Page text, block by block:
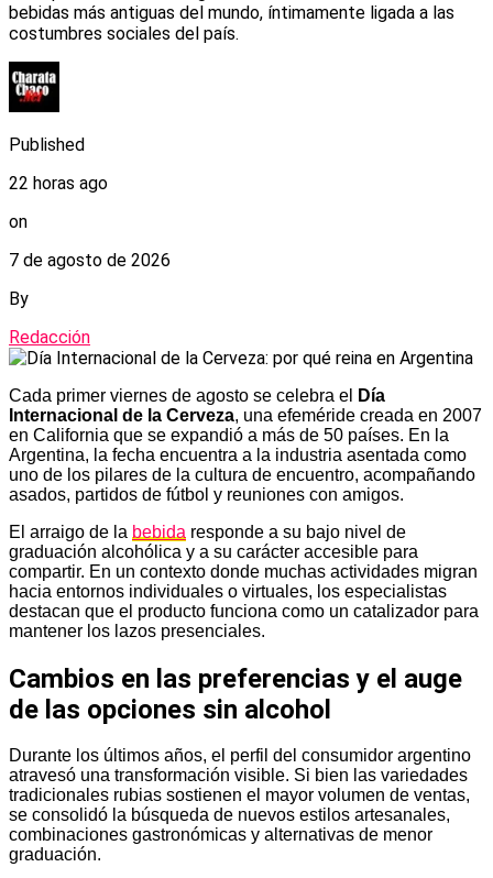
bebidas más antiguas del mundo, íntimamente ligada a las
costumbres sociales del país.
Published
22 horas ago
on
7 de agosto de 2026
By
Redacción
Cada primer viernes de agosto se celebra el
Día
Internacional de la Cerveza, una efeméride creada en 2007
en California que se expandió a más de 50 países. En la
Argentina, la fecha encuentra a la industria asentada como
uno de los pilares de la cultura de encuentro, acompañando
asados, partidos de fútbol y reuniones con amigos.
El arraigo de la bebida responde a su bajo nivel de
graduación alcohólica y a su carácter accesible para
compartir. En un contexto donde muchas actividades migran
hacia entornos individuales o virtuales, los especialistas
destacan que el producto funciona como un catalizador para
mantener los lazos presenciales.
Cambios en las preferencias y el auge
de las opciones sin alcohol
Durante los últimos años, el perfil del consumidor argentino
atravesó una transformación visible. Si bien las variedades
tradicionales rubias sostienen el mayor volumen de ventas,
se consolidó la búsqueda de nuevos estilos artesanales,
combinaciones gastronómicas y alternativas de menor
graduación.